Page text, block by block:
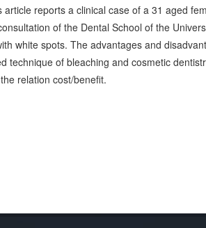
article reports a clinical case of a 31 aged
of the Dental School of the
white spots. The advantages and
technique of bleaching and cosmetic
relation cost/benefit.